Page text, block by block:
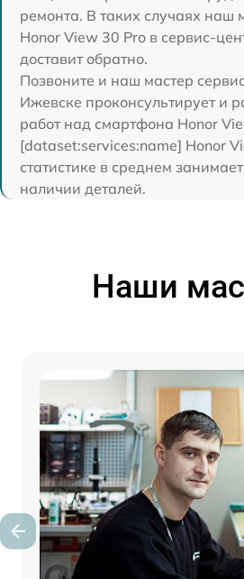
ремонта. В таких случаях наш
Honor View 30 Pro в сервис-
доставит обратно.
Позвоните и наш мастер
Ижевске проконсультирует и
работ над смартфона Honor
[dataset:services:name] Honor
статистике в среднем
наличии деталей.
Наши